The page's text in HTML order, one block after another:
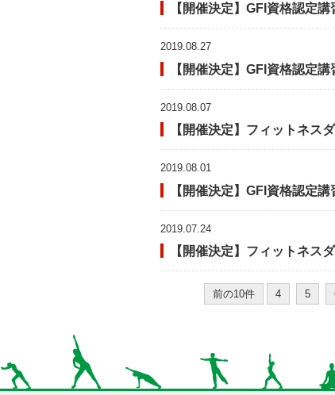
【開催決定】GFI資格認定
2019.08.27
【開催決定】GFI資格認定
2019.08.07
【開催決定】フィットネス
2019.08.01
【開催決定】GFI資格認定
2019.07.24
【開催決定】フィットネス
前の10件 4 5